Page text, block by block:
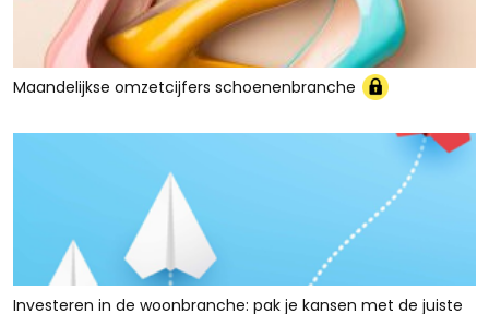
Maandelijkse omzetcijfers schoenenbranche
Investeren in de woonbranche: pak je kansen met de juiste